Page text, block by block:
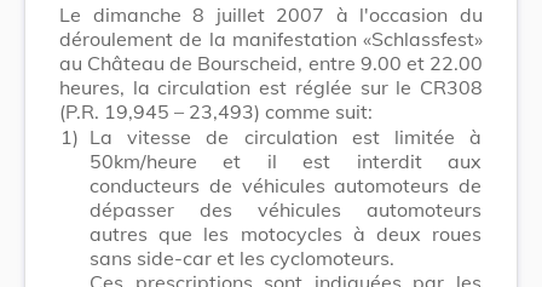
Le dimanche 8 juillet 2007 à l'occasion du
déroulement de la manifestation «Schlassfest»
au Château de Bourscheid, entre 9.00 et 22.00
heures, la circulation est réglée sur le CR308
(P.R. 19,945 – 23,493) comme suit:
1) La vitesse de circulation est limitée à
50km/heure et il est interdit aux
conducteurs de véhicules automoteurs de
dépasser des véhicules automoteurs
autres que les motocycles à deux roues
sans side-car et les cyclomoteurs.
Ces prescriptions sont indiquées par les